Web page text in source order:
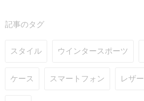
記事のタグ
スタイル ウインタースポーツ
ケース スマートフォン レザー